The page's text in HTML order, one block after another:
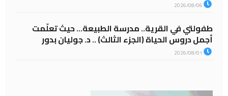
طفولتي في القرية.. مدرسة الطبيعة… حيث تعلّمت
أجمل دروس الحياة (الجزء الثالث) .. د. جوليان بدور